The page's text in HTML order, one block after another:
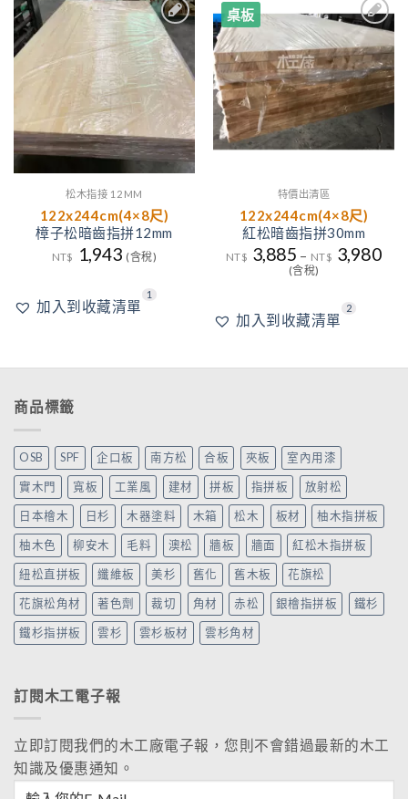
加入
到收
藏清
單
1
松木指接 12MM
122x244cm(4×8尺)
樟子松暗齒指拼12mm
NT$ 1,943 (含稅)
加入到收藏清單
1
桌板
加入
藏清
單
2
特價出清區
122x244cm(4×8尺)
紅松暗齒指拼30mm
NT$ 3,885 – NT$ 3,980
(含稅)
加入到收藏清單
2
商品標籤
OSB SPF 企口板 南方松 合板 夾板 室內用漆
實木門 寬板 工業風 建材 拼板 指拼板 放射松
日本檜木 日杉 木器塗料 木箱 松木 板材 柚木指拼板
柚木色 柳安木 毛料 澳松 牆板 牆面 紅松木指拼板
紐松直拼板 纖維板 美杉 舊化 舊木板 花旗松
花旗松角材 著色劑 裁切 角材 赤松 銀檜指拼板 鐵杉
鐵杉指拼板 雲杉 雲杉板材 雲杉角材
訂閱木工電子報
立即訂閱我們的木工廠電子報，您則不會錯過最新的木工
知識及優惠通知。